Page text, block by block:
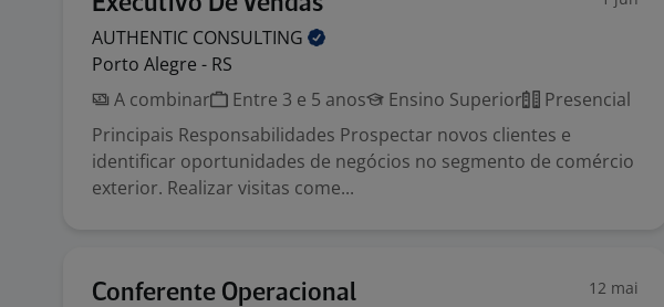
AUTHENTIC CONSULTING
Porto Alegre - RS
A combinar
Entre 3 e 5 anos Ensino Superior
Presencial
Principais Responsabilidades Prospectar novos clientes e
identificar oportunidades de negócios no segmento de comércio
exterior. Realizar visitas come...
Conferente Operacional 12 mai